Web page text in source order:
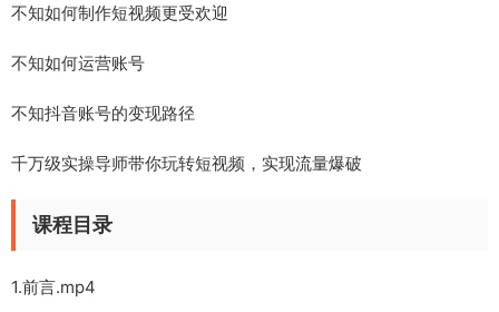
不知如何制作短视频更受欢迎
不知如何运营账号
不知抖音账号的变现路径
千万级实操导师带你玩转短视频，实现流量爆破
课程目录
1.前言.mp4